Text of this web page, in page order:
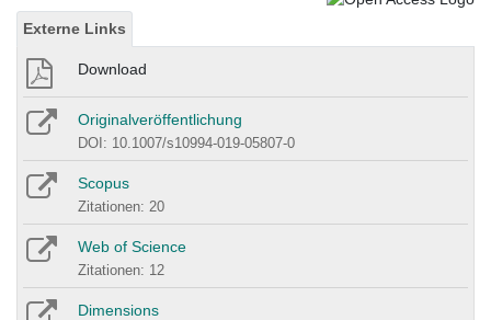
Externe Links
Download
Originalveröffentlichung
DOI: 10.1007/s10994-019-05807-0
Scopus
Zitationen: 20
Web of Science
Zitationen: 12
Dimensions